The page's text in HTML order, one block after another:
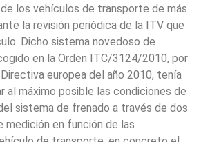
los vehículos de transporte de más
la revisión periódica de la ITV que
Dicho sistema novedoso de
en la Orden ITC/3124/2010, por
europea del año 2010, tenía
al máximo posible las condiciones de
sistema de frenado a través de dos
en función de las